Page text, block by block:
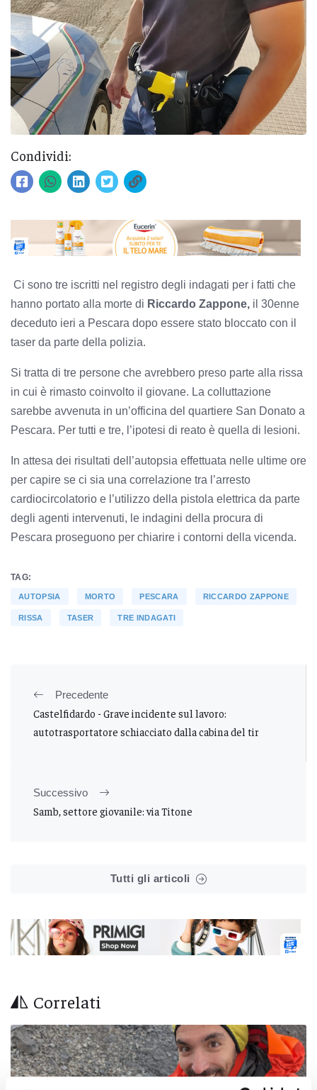
Condividi:
Ci sono tre iscritti nel registro degli indagati per i fatti che
hanno portato alla morte di Riccardo Zappone, il 30enne
deceduto ieri a Pescara dopo essere stato bloccato con il
taser da parte della polizia.
Si tratta di tre persone che avrebbero preso parte alla rissa
in cui è rimasto coinvolto il giovane. La colluttazione
sarebbe avvenuta in un’officina del quartiere San Donato a
Pescara. Per tutti e tre, l’ipotesi di reato è quella di lesioni.
In attesa dei risultati dell’autopsia effettuata nelle ultime ore
per capire se ci sia una correlazione tra l’arresto
cardiocircolatorio e l’utilizzo della pistola elettrica da parte
degli agenti intervenuti, le indagini della procura di
Pescara proseguono per chiarire i contorni della vicenda.
TAG:
AUTOPSIA MORTO PESCARA RICCARDO ZAPPONE
RISSA TASER TRE INDAGATI
Precedente
Castelfidardo - Grave incidente sul lavoro:
autotrasportatore schiacciato dalla cabina del tir
Successivo
Samb, settore giovanile: via Titone
Tutti gli articoli
Correlati